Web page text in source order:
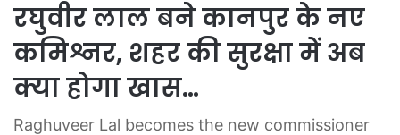
रघुवीर लाल बने कानपुर के नए
कमिश्नर, शहर की सुरक्षा में अब
क्या होगा खास…
Raghuveer Lal becomes the new commissioner